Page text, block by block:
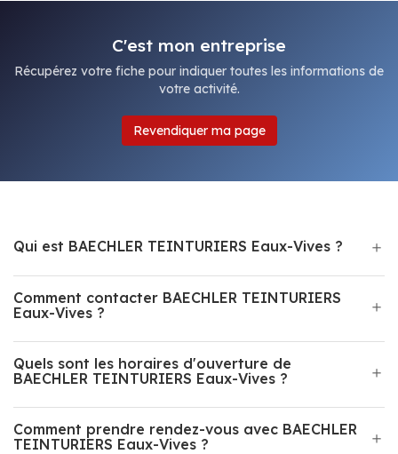
C'est mon entreprise
Récupérez votre fiche pour indiquer toutes les informations de
votre activité.
Revendiquer ma page
Qui est BAECHLER TEINTURIERS Eaux-Vives ?
Comment contacter BAECHLER TEINTURIERS
Eaux-Vives ?
Quels sont les horaires d'ouverture de
BAECHLER TEINTURIERS Eaux-Vives ?
Comment prendre rendez-vous avec BAECHLER
TEINTURIERS Eaux-Vives ?